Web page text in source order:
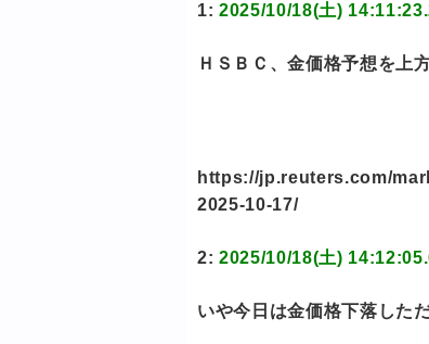
1: 2025/10/18(土)
ＨＳＢＣ、金価格予想を
https://jp.reuters.com/
2025-10-17/
2: 2025/10/18(土)
いや今日は金価格下落した